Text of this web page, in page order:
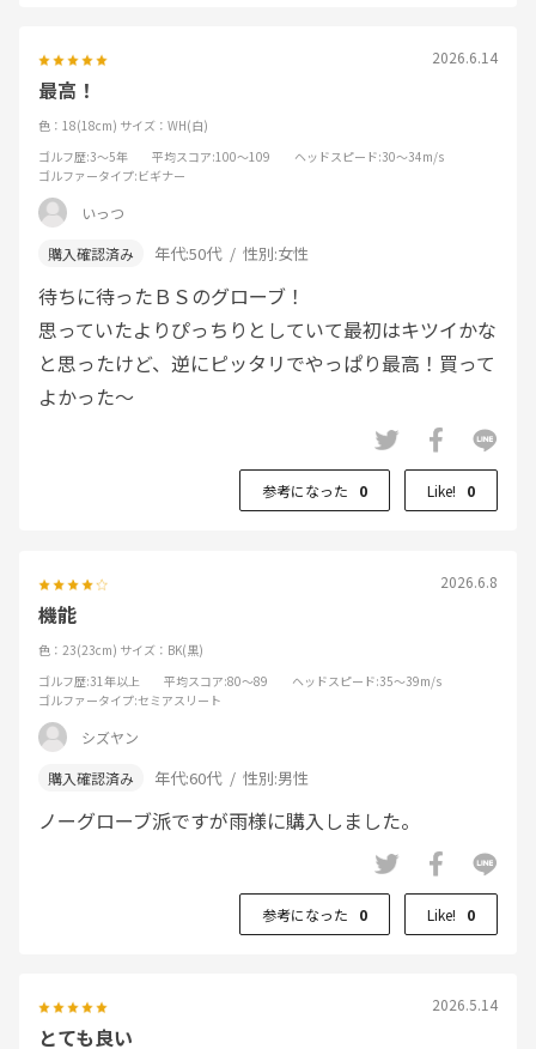
2026.6.14
最高！
色：18(18cm) サイズ：WH(白)
ゴルフ歴:3～5年 平均スコア:100～109 ヘッドスピード:30～34m/s
ゴルファータイプ:ビギナー
いっつ
年代:50代 性別:女性
待ちに待ったＢＳのグローブ！
思っていたよりぴっちりとしていて最初はキツイかな
と思ったけど、逆にピッタリでやっぱり最高！買って
よかった～
参考になった 0 Like! 0
2026.6.8
機能
色：23(23cm) サイズ：BK(黒)
ゴルフ歴:31年以上 平均スコア:80～89 ヘッドスピード:35～39m/s
ゴルファータイプ:セミアスリート
シズヤン
年代:60代 性別:男性
ノーグローブ派ですが雨様に購入しました。
参考になった 0 Like! 0
2026.5.14
とても良い